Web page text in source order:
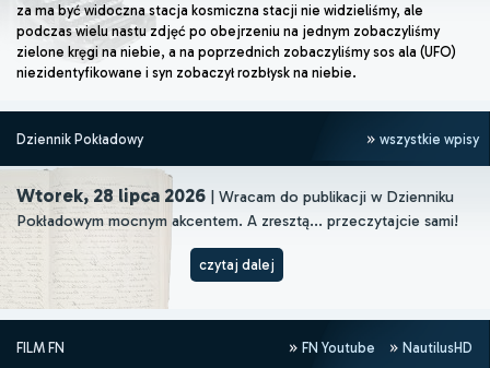
za ma być widoczna stacja kosmiczna stacji nie widzieliśmy, ale
podczas wielu nastu zdjęć po obejrzeniu na jednym zobaczyliśmy
zielone kręgi na niebie, a na poprzednich zobaczyliśmy sos ala (UFO)
niezidentyfikowane i syn zobaczył rozbłysk na niebie.
Dziennik Pokładowy wszystkie wpisy
Wtorek, 28 lipca 2026 | Wracam do publikacji w Dzienniku
Pokładowym mocnym akcentem. A zresztą... przeczytajcie sami!
czytaj dalej
FILM FN FN Youtube NautilusHD